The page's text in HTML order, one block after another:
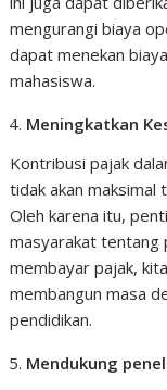
mengurangi biaya
dapat menekan
mahasiswa.
Meningkatkan
Kontribusi pajak
tidak akan maksimal
Oleh karena itu,
masyarakat tentang
membayar pajak,
membangun masa
pendidikan.
Mendukung